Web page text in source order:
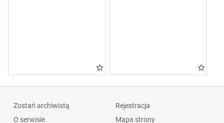
Zostań archiwistą
O serwisie
Rejestracja
Mapa strony